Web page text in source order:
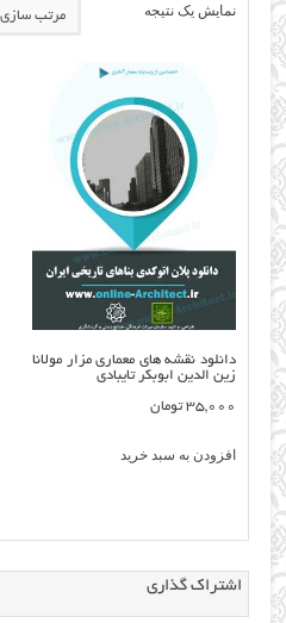
نمایش یک نتیجه
دانلود نقشه های معماری مزار مولانا
زین الدین ابوبکر تایبادی
35,000 تومان
افزودن به سبد خرید
اشتراک گذاری